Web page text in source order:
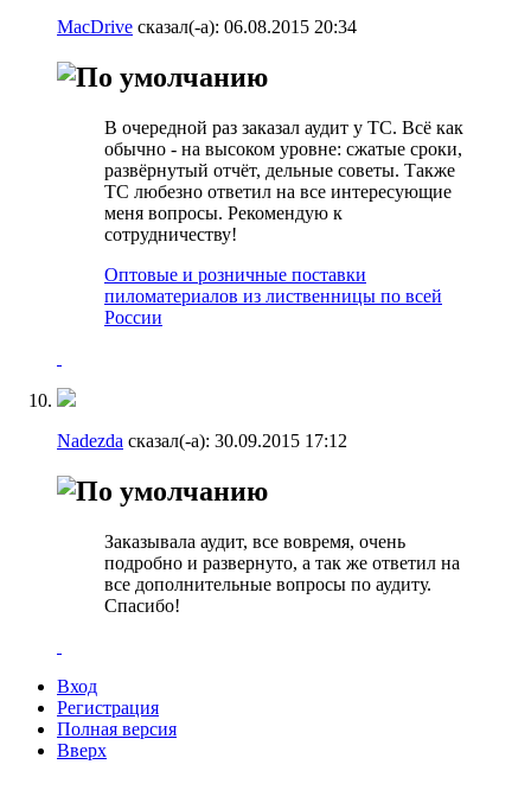
MacDrive сказал(-а): 06.08.2015 20:34
В очередной раз заказал аудит у ТС. Всё как
обычно - на высоком уровне: сжатые сроки,
развёрнутый отчёт, дельные советы. Также
ТС любезно ответил на все интересующие
меня вопросы. Рекомендую к
сотрудничеству!
Оптовые и розничные поставки
пиломатериалов из лиственницы по всей
России
Nadezda сказал(-а): 30.09.2015 17:12
Заказывала аудит, все вовремя, очень
подробно и развернуто, а так же ответил на
все дополнительные вопросы по аудиту.
Спасибо!
Вход
Регистрация
Полная версия
Вверх